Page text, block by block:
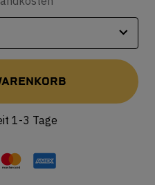
1-3 Tage